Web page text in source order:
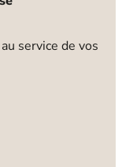
service de vos